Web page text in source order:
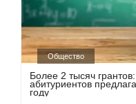
Общество
Более 2 тысяч
абитуриентов
году